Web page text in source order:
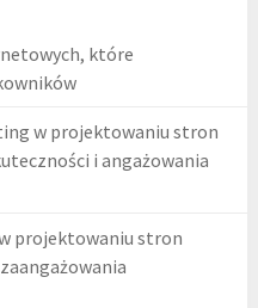
które
w projektowaniu stron
i angażowania
projektowaniu stron